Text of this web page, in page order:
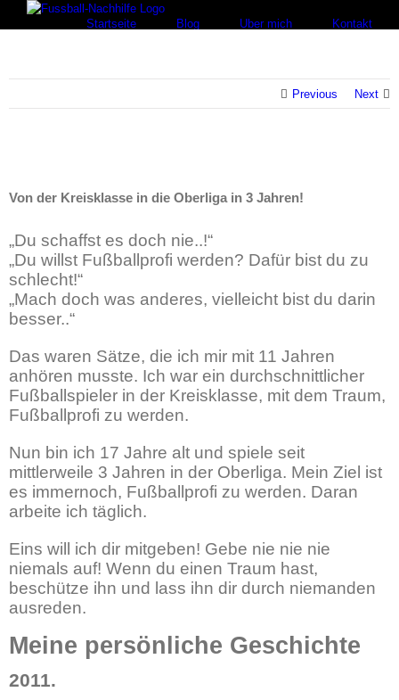
Startseite Blog Über mich Kontakt
Previous Next
Von der Kreisklasse in die Oberliga in 3 Jahren!
„Du schaffst es doch nie..!“
„Du willst Fußballprofi werden? Dafür bist du zu
schlecht!“
„Mach doch was anderes, vielleicht bist du darin
besser..“
Das waren Sätze, die ich mir mit 11 Jahren
anhören musste. Ich war ein durchschnittlicher
Fußballspieler in der Kreisklasse, mit dem Traum,
Fußballprofi zu werden.
Nun bin ich 17 Jahre alt und spiele seit
mittlerweile 3 Jahren in der Oberliga. Mein Ziel ist
es immernoch, Fußballprofi zu werden. Daran
arbeite ich täglich.
Eins will ich dir mitgeben! Gebe nie nie nie
niemals auf! Wenn du einen Traum hast,
beschütze ihn und lass ihn dir durch niemanden
ausreden.
Meine persönliche Geschichte
2011.